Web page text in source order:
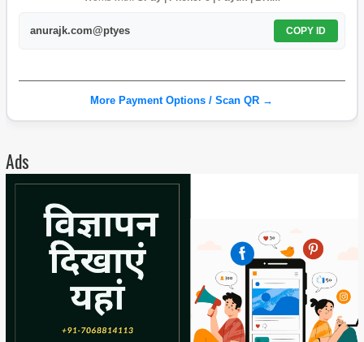
anurajk.com@ptyes COPY ID
More Payment Options / Scan QR →
Ads